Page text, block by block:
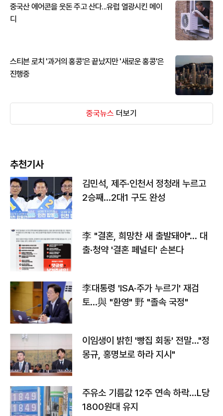
중국산 에어콘을 웃돈 주고 산다...유럽 열광시킨 메이
디
스티븐 로치 '과거의 홍콩'은 끝났지만 '새로운 홍콩'은
진행중
중국뉴스 더보기
추천기사
김민석, 제주·인천서 정청래 누르고
2승째…2대1 구도 완성
李 "결혼, 희망찬 새 출발돼야"… 대
출·청약 '결혼 페널티' 손본다
李대통령 'ISA·주가 누르기' 재검
토…與 "환영" 野 "졸속 국정"
이임생이 밝힌 '빵집 회동' 전말…"정
몽규, 홍명보로 하라 지시"
주유소 기름값 12주 연속 하락…L당
1800원대 유지